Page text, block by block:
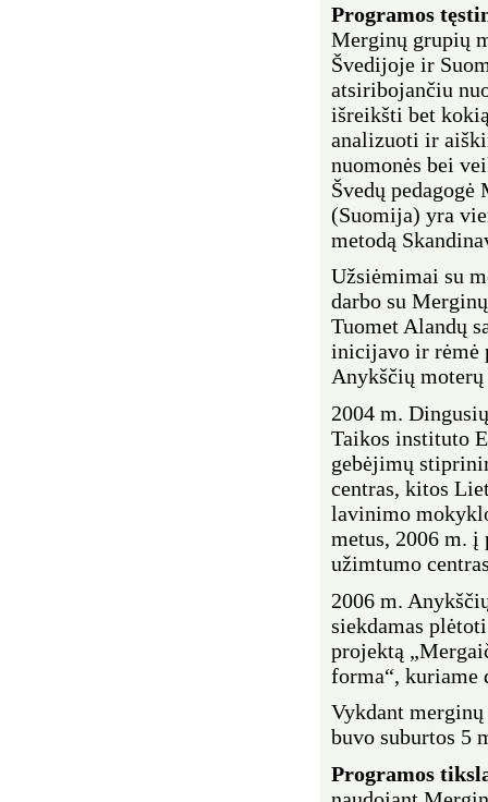
Programos
Merginų grupių
Švedijoje ir
atsiribojančiu
išreikšti bet
analizuoti ir
nuomonės bei
Švedų
(Suomija) yra
metodą
Užsiėmimai su
darbo su
Tuomet Alandų
inicijavo ir rėmė
Anykščių
2004 m.
Taikos instituto
gebėjimų
centras, kitos
lavinimo
metus, 2006 m.
užimtumo
2006 m.
siekdamas
projektą
forma“, kuriame
Vykdant
buvo suburtos 5
Programos